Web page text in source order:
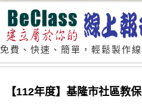
免費、快速、簡單，輕鬆製作
【112年度】基隆市社區教